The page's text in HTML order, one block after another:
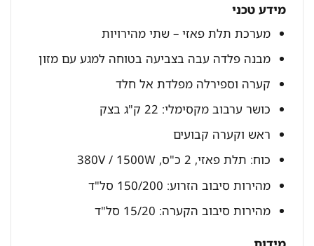
מידע טכני
מערכת תלת פאזי – שתי מהירויות
מבנה פלדה עבה בצביעה בטוחה למגע עם מזון
קערה וספירלה מפלדת אל חלד
כושר ערבוב מקסימלי: 22 ק"ג בצק
ראש וקערה קבועים
כוח: תלת פאזי, 2 כ"ס, 380V / 1500W
מהירות סיבוב הזרוע: 150/200 סל"ד
מהירות סיבוב הקערה: 15/20 סל"ד